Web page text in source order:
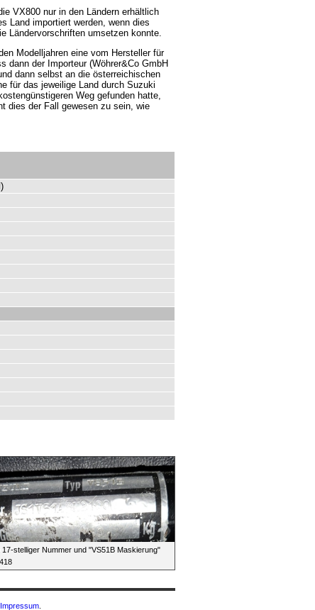
VX800 nur in den Ländern erhältlich
Land importiert werden, wenn dies
Ländervorschriften umsetzen konnte.
Modelljahren eine vom Hersteller für
dann der Importeur (Wöhrer&Co GmbH
dann selbst an die österreichischen
für das jeweilige Land durch Suzuki
Weg gefunden hatte,
dies der Fall gewesen zu sein, wie
17-stelliger Nummer und "VS51B Maskierung"
Impressum.